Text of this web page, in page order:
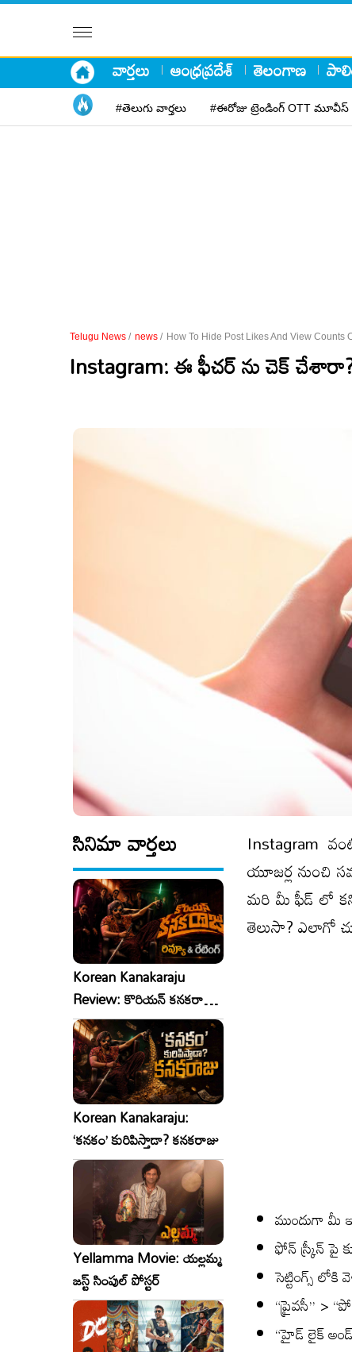
వార్తలు ఆంధ్రప్రదేశ్ తెలంగాణ
#తెలుగు వార్తలు #ఈరోజు ట్రెండింగ్ OTT మూవీస్
Telugu News / news / How To Hide Post Likes And View Counts
Instagram: ఈ ఫీచర్ ను చెక్
సినిమా వార్తలు
Korean Kanakaraju
Review: కొరియన్ కనకరాజు
రివ్యూ & రేటింగ్!
Korean Kanakaraju:
‘కనకం’ కురిపిస్తాడా? కనకరాజు
Yellamma Movie: యల్లమ్మ
జస్ట్ సింపుల్ పోస్టర్
Instagram
యూజర్ల నుంచి
మరి మీ ఫీడ్ లో
తెలుసా? ఎలాగో
ముందుగా మీ
ఫోన్ స్క్రీన్ పై
సెట్టింగ్స్ లోకి
“ప్రైవసీ” >
“హైడ్ లైక్